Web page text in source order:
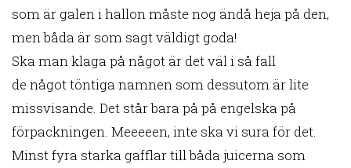
som är galen i hallon måste nog ändå heja på den,
men båda är som sagt väldigt goda!
Ska man klaga på något är det väl i så fall
de något töntiga namnen som dessutom är lite
missvisande. Det står bara på på engelska på
förpackningen. Meeeeen, inte ska vi sura för det.
Minst fyra starka gafflar till båda juicerna som